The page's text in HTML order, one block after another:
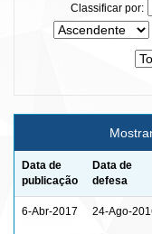
Classificar por:
Data de
publicação
Data de
defesa
6-Abr-2017 24-Ago-